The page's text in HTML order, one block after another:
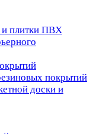
и плитки ПВХ
покрытий
доски и